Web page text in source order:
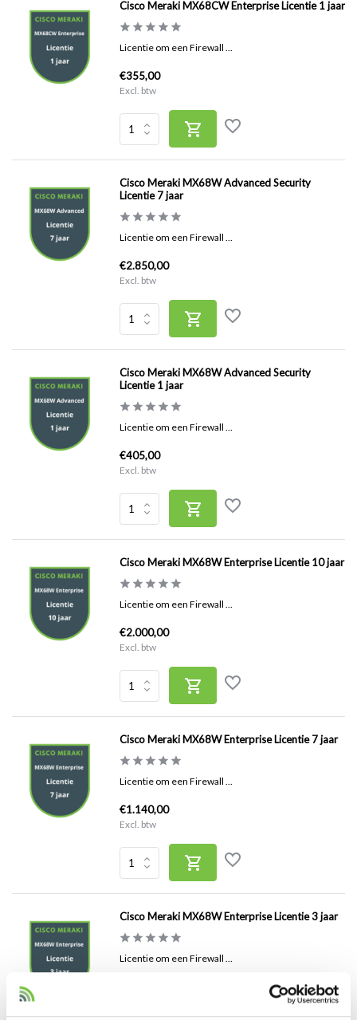
Cisco Meraki MX68CW Enterprise Licentie 1 jaar
Licentie om een Firewall ...
€355,00
Excl. btw
Cisco Meraki MX68W Advanced Security
Licentie 7 jaar
Licentie om een Firewall ...
€2.850,00
Excl. btw
Cisco Meraki MX68W Advanced Security
Licentie 1 jaar
Licentie om een Firewall ...
€405,00
Excl. btw
Cisco Meraki MX68W Enterprise Licentie 10 jaar
Licentie om een Firewall ...
€2.000,00
Excl. btw
Cisco Meraki MX68W Enterprise Licentie 7 jaar
Licentie om een Firewall ...
€1.140,00
Excl. btw
Cisco Meraki MX68W Enterprise Licentie 3 jaar
Licentie om een Firewall ...